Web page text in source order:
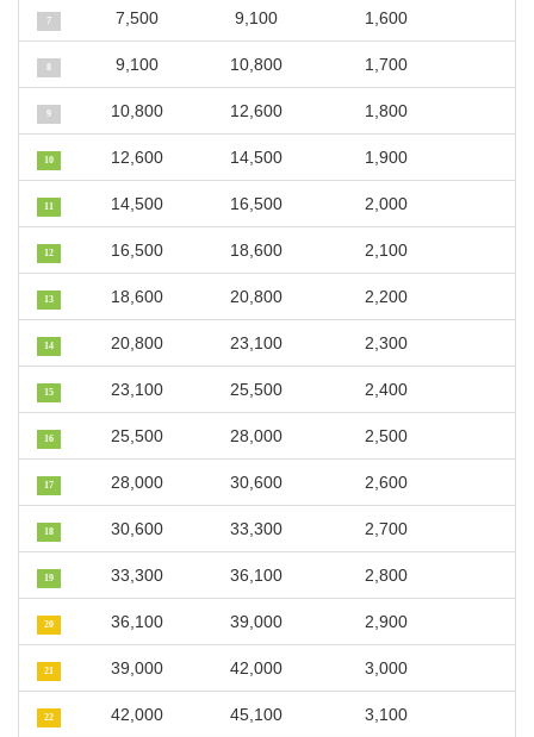
7 7,500 9,100 1,600
9,100 10,800 1,700
9 10,800 12,600 1,800
10 12,600 14,500 1,900
11 14,500 16,500 2,000
12 16,500 18,600 2,100
13 18,600 20,800 2,200
14 20,800 23,100 2,300
15 23,100 25,500 2,400
16 25,500 28,000 2,500
17 28,000 30,600 2,600
18 30,600 33,300 2,700
19 33,300 36,100 2,800
20 36,100 39,000 2,900
21 39,000 42,000 3,000
22 42,000 45,100 3,100